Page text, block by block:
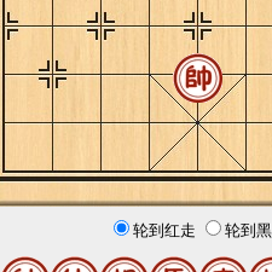
轮到红走 轮到